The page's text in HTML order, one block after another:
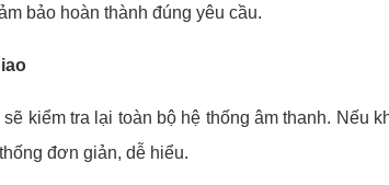
bảo hoàn thành đúng yêu cầu.
kiểm tra lại toàn bộ hệ thống âm thanh.
đơn giản, dễ hiểu.